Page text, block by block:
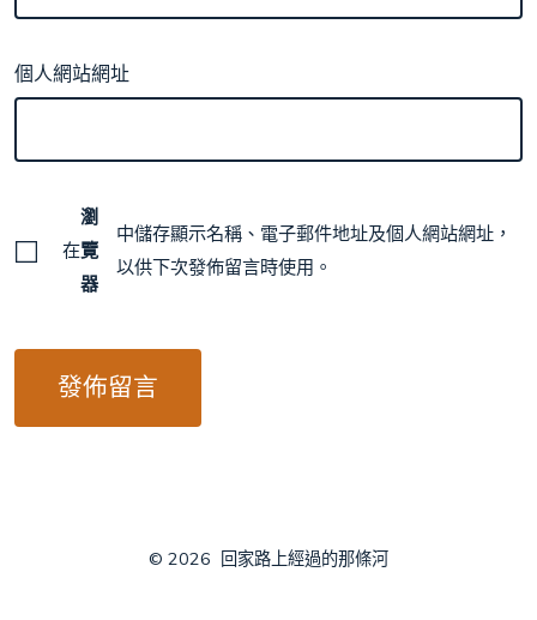
個人網站網址
在
瀏
覽
器
中儲存顯示名稱、電子郵件地址及個人網站網址，
以供下次發佈留言時使用。
© 2026 回家路上經過的那條河